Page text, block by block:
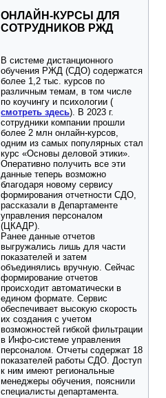
ОНЛАЙН-КУРСЫ ДЛЯ
СОТРУДНИКОВ РЖД
В системе дистанционного
обучения РЖД (СДО) содержатся
более 1,2 тыс. курсов по
различным темам, в том числе
по коучингу и психологии (
смотреть здесь). В 2023 г.
сотрудники компании прошли
более 2 млн онлайн-курсов,
одним из самых популярных стал
курс «Основы деловой этики».
Оперативно получить все эти
данные теперь возможно
благодаря новому сервису
формирования отчетности СДО,
рассказали в Департаменте
управления персоналом
(ЦКАДР).
Ранее данные отчетов
выгружались лишь для части
показателей и затем
объединялись вручную. Сейчас
формирование отчетов
происходит автоматически в
едином формате. Сервис
обеспечивает высокую скорость
их создания с учетом
возможностей гибкой фильтрации
в Инфо-системе управления
персоналом. Отчеты содержат 18
показателей работы СДО. Доступ
к ним имеют региональные
менеджеры обучения, пояснили
специалисты департамента.